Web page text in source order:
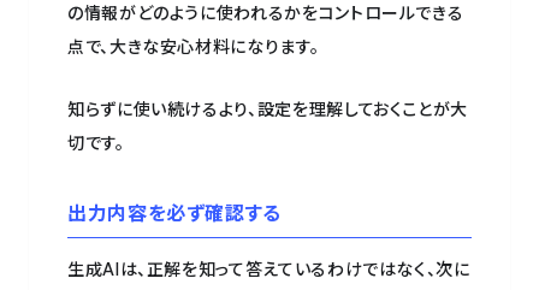
の情報がどのように使われるかをコントロールできる
点で、大きな安心材料になります。
知らずに使い続けるより、設定を理解しておくことが大
切です。
出力内容を必ず確認する
生成AIは、正解を知って答えているわけではなく、次に